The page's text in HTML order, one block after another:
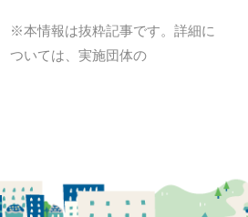
※本情報は抜粋記事です。詳細に
ついては、実施団体の